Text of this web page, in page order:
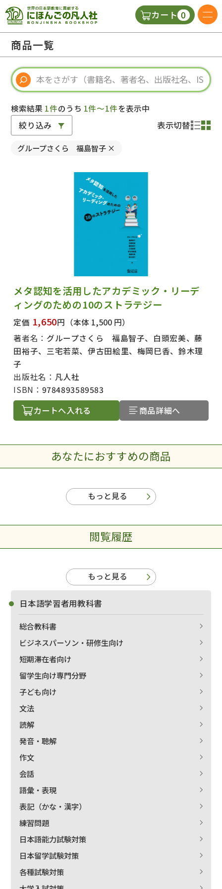
カート 0
視聴覚・補助教材
教師用参考書
商品一覧
検索結果 1件のうち 1件～1件を表示中
絞り込み 表示切替
グループさくら 福島智子 ×
メタ認知を活用したアカデミック・リーデ
ィングのための10のストラテジー
定価 1,650円 （本体 1,500 円）
著者名： グループさくら 福島智子、白頭宏美、藤
田裕子、三宅若菜、伊古田絵里、梅岡巳香、鈴木理
子
出版社名： 凡人社
ISBN： 9784893589583
カートへ入れる 商品詳細へ
あなたにおすすめの商品
もっと見る
閲覧履歴
もっと見る
日本語学習者用教科書
総合教科書
ビジネスパーソン・研修生向け
短期滞在者向け
留学生向け専門分野
子ども向け
文法
読解
発音・聴解
作文
会話
語彙・表現
表記（かな・漢字）
練習問題
日本語能力試験対策
日本留学試験対策
各種試験対策